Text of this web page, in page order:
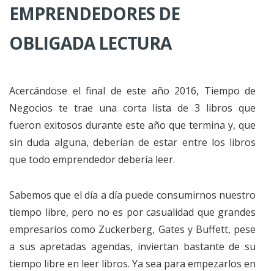
EMPRENDEDORES DE
OBLIGADA LECTURA
Acercándose el final de este año 2016, Tiempo de
Negocios te trae una corta lista de 3 libros que
fueron exitosos durante este año que termina y, que
sin duda alguna, deberían de estar entre los libros
que todo emprendedor debería leer.
Sabemos que el día a día puede consumirnos nuestro
tiempo libre, pero no es por casualidad que grandes
empresarios como Zuckerberg, Gates y Buffett, pese
a sus apretadas agendas, inviertan bastante de su
tiempo libre en leer libros. Ya sea para empezarlos en